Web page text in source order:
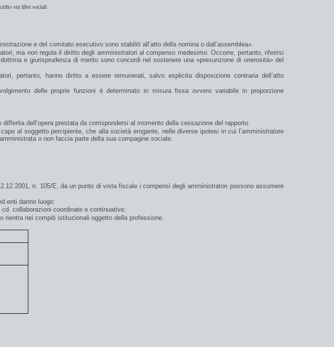
sui libri sociali
e del comitato esecutivo sono stabiliti all’atto della nomina o dall’assemblea».
, ma non regolail dirittodegli amministratori al compenso medesimo. Occorre, pertanto, riferirsi
e giurisprudenza di merito sono concordi nel sostenere una «presunzione dionerosità» del
pertanto, hanno diritto a essere remunerati,salvo esplicita disposizione contrariadell’atto
delle proprie funzioni è determinato in misura fissaovvero variabile in proporzione
dell’opera prestata da corrispondersi al momento della cessazione del rapporto.
al soggetto percipiente, che alla società erogante, nelle diverse ipotesi in cui l’amministratore
o non faccia parte della sua compagine sociale.
n. 105/E, da un punto di vista fiscale i compensi degli amministratori possono assumere
enti danno luogo:
collaborazioni coordinate e continuative;
rientra nei compiti istituzionali oggetto della professione.